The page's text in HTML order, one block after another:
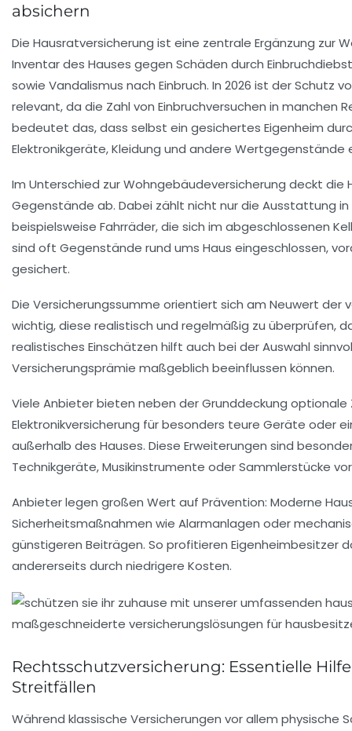
absichern
Die Hausratversicherung ist eine zentrale Ergänzung zur
Inventar des Hauses gegen Schäden durch
sowie Vandalismus nach Einbruch. In 2026 ist der Schutz
relevant, da die Zahl von Einbruchversuchen in manchen
bedeutet das, dass selbst ein gesichertes Eigenheim
Elektronikgeräte, Kleidung und andere Wertgegenstände
Im Unterschied zur Wohngebäudeversicherung deckt die
Gegenstände ab. Dabei zählt nicht nur die Ausstattung
beispielsweise Fahrräder, die sich im abgeschlossenen
sind oft Gegenstände rund ums Haus eingeschlossen,
gesichert.
Die Versicherungssumme orientiert sich am Neuwert der
wichtig, diese realistisch und regelmäßig zu überprüfen,
realistisches Einschätzen hilft auch bei der Auswahl
Versicherungsprämie maßgeblich beeinflussen können.
Viele Anbieter bieten neben der Grunddeckung
Elektronikversicherung für besonders teure Geräte oder
außerhalb des Hauses. Diese Erweiterungen sind
Technikgeräte, Musikinstrumente oder Sammlerstücke
Anbieter legen großen Wert auf Prävention: Moderne
Sicherheitsmaßnahmen wie Alarmanlagen oder
günstigeren Beiträgen. So profitieren Eigenheimbesitzer
andererseits durch niedrigere Kosten.
Rechtsschutzversicherung: Essentielle
Streitfällen
Während klassische Versicherungen vor allem physische